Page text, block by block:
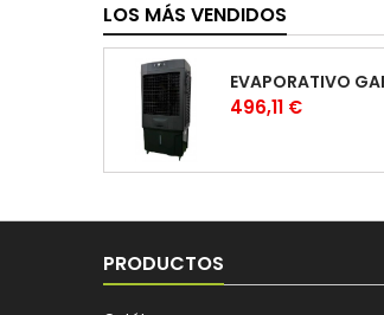
LOS MÁS VENDIDOS
Precio
496,11 €
PRODUCTOS